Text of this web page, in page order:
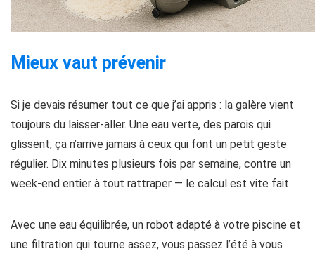
Mieux vaut prévenir
Si je devais résumer tout ce que j’ai appris : la galère vient
toujours du laisser-aller. Une eau verte, des parois qui
glissent, ça n’arrive jamais à ceux qui font un petit geste
régulier. Dix minutes plusieurs fois par semaine, contre un
week-end entier à tout rattraper — le calcul est vite fait.
Avec une eau équilibrée, un robot adapté à votre piscine et
une filtration qui tourne assez, vous passez l’été à vous